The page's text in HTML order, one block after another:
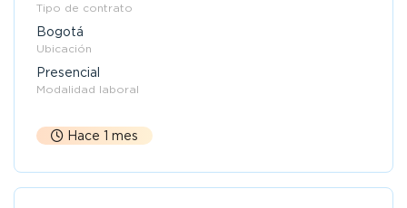
Tipo de contrato
Bogotá
Ubicación
Presencial
Modalidad laboral
Hace 1 mes